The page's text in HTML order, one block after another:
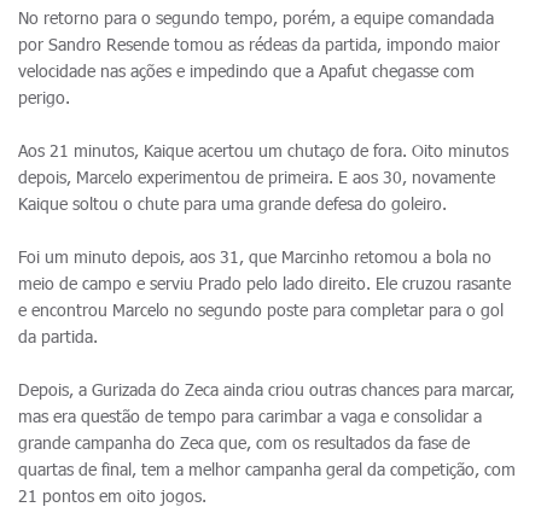
No retorno para o segundo tempo, porém, a equipe comandada
por Sandro Resende tomou as rédeas da partida, impondo maior
velocidade nas ações e impedindo que a Apafut chegasse com
perigo.
Aos 21 minutos, Kaique acertou um chutaço de fora. Oito minutos
depois, Marcelo experimentou de primeira. E aos 30, novamente
Kaique soltou o chute para uma grande defesa do goleiro.
Foi um minuto depois, aos 31, que Marcinho retomou a bola no
meio de campo e serviu Prado pelo lado direito. Ele cruzou rasante
e encontrou Marcelo no segundo poste para completar para o gol
da partida.
Depois, a Gurizada do Zeca ainda criou outras chances para marcar,
mas era questão de tempo para carimbar a vaga e consolidar a
grande campanha do Zeca que, com os resultados da fase de
quartas de final, tem a melhor campanha geral da competição, com
21 pontos em oito jogos.